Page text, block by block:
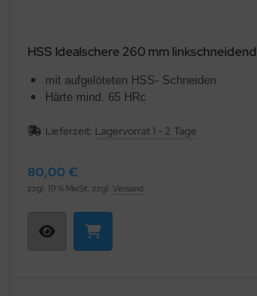
HSS Idealschere 260 mm linkschneidend
mit aufgelöteten HSS- Schneiden
Härte mind. 65 HRc
Lieferzeit: Lagervorrat 1 - 2 Tage
80,00 €
zzgl. 19 % MwSt. zzgl. Versand